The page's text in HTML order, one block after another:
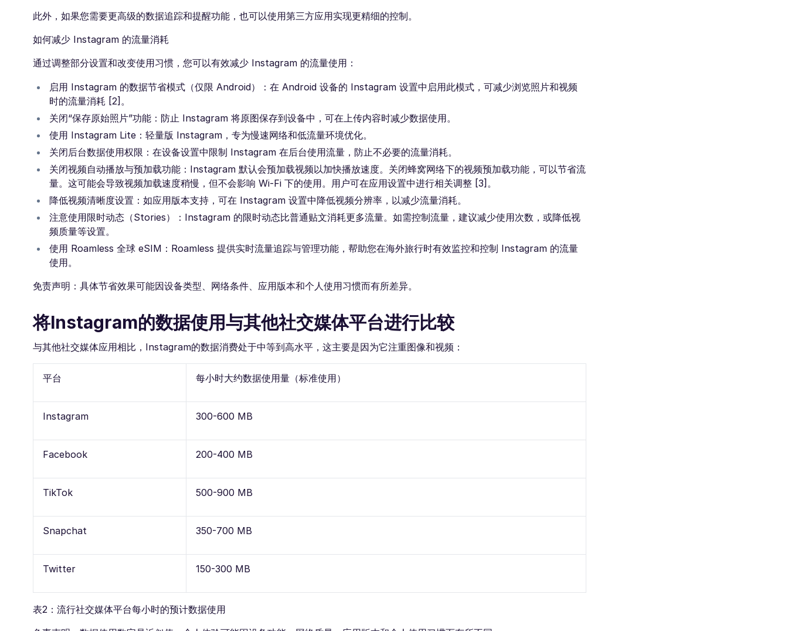
此外，如果您需要更高级的数据追踪和提醒功能，也可以使用第三方应用实现更精细的控制。
如何减少 Instagram 的流量消耗
通过调整部分设置和改变使用习惯，您可以有效减少 Instagram 的流量使用：
启用 Instagram 的数据节省模式（仅限 Android）：在 Android 设备的 Instagram 设置中启用此模式，可减少浏览照片和视频
时的流量消耗 [2]。
关闭“保存原始照片”功能：防止 Instagram 将原图保存到设备中，可在上传内容时减少数据使用。
使用 Instagram Lite：轻量版 Instagram，专为慢速网络和低流量环境优化。
关闭后台数据使用权限：在设备设置中限制 Instagram 在后台使用流量，防止不必要的流量消耗。
关闭视频自动播放与预加载功能：Instagram 默认会预加载视频以加快播放速度。关闭蜂窝网络下的视频预加载功能，可以节省流
量。这可能会导致视频加载速度稍慢，但不会影响 Wi-Fi 下的使用。用户可在应用设置中进行相关调整 [3]。
降低视频清晰度设置：如应用版本支持，可在 Instagram 设置中降低视频分辨率，以减少流量消耗。
注意使用限时动态（Stories）：Instagram 的限时动态比普通贴文消耗更多流量。如需控制流量，建议减少使用次数，或降低视
频质量等设置。
使用 Roamless 全球 eSIM：Roamless 提供实时流量追踪与管理功能，帮助您在海外旅行时有效监控和控制 Instagram 的流量
使用。
免责声明：具体节省效果可能因设备类型、网络条件、应用版本和个人使用习惯而有所差异。
将Instagram的数据使用与其他社交媒体平台进行比较
与其他社交媒体应用相比，Instagram的数据消费处于中等到高水平，这主要是因为它注重图像和视频：
平台 每小时大约数据使用量（标准使用）
Instagram 300-600 MB
Facebook 200-400 MB
TikTok 500-900 MB
Snapchat 350-700 MB
Twitter 150-300 MB
表2：流行社交媒体平台每小时的预计数据使用